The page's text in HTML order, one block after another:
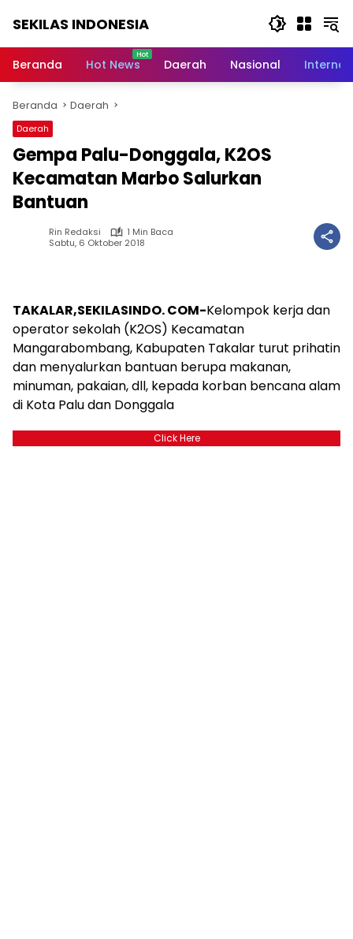
SEKILAS INDONESIA
Terkini,
Latest
World,
Headlines,
News
Today
Beranda Hot News Daerah Nasional
Beranda Daerah
Daerah
Gempa Palu-Donggala, K2OS
Kecamatan Marbo Salurkan
Bantuan
Rin Redaksi
1 Min Baca
Sabtu, 6 Oktober 2018
TAKALAR,SEKILASINDO. COM-Kelompok kerja dan
operator sekolah (K2OS) Kecamatan
Mangarabombang, Kabupaten Takalar turut prihatin
dan menyalurkan bantuan berupa makanan,
minuman, pakaian, dll, kepada korban bencana alam
di Kota Palu dan Donggala
Click Here